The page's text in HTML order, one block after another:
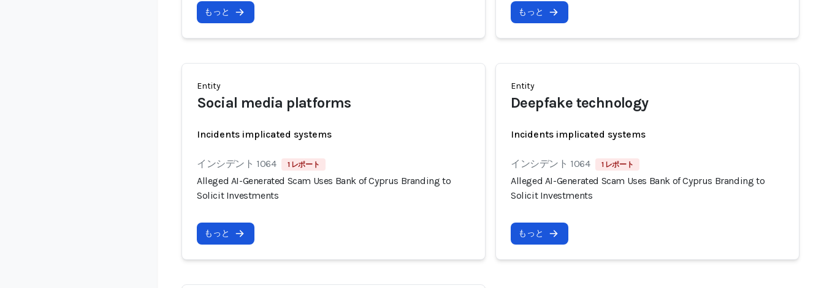
もっと もっと
Entity
Social media platforms
Incidents implicated systems
インシデント 1064 1 レポート
Alleged AI-Generated Scam Uses Bank of Cyprus Branding to
Solicit Investments
もっと
Entity
Deepfake technology
Incidents implicated systems
インシデント 1064 1 レポート
Alleged AI-Generated Scam Uses Bank of Cyprus Branding to
Solicit Investments
もっと